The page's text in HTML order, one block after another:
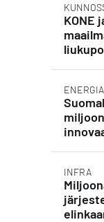
KONE
ENERGIA
INFRA